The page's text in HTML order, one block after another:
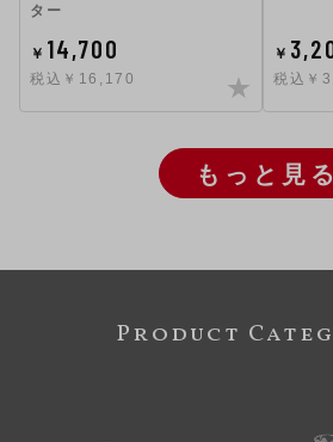
ター
￥ 14,700
税込￥16,170
￥
税込￥
もっと見る
Product